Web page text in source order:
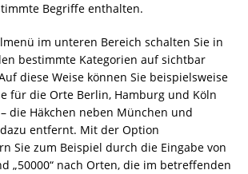
Begriffe enthalten.
im unteren Bereich schalten Sie in
bestimmte Kategorien auf sichtbar
diese Weise können Sie beispielsweise
für die Orte Berlin, Hamburg und Köln
die Häkchen neben München und
entfernt. Mit der Option
Sie zum Beispiel durch die Eingabe von
„50000“ nach Orten, die im betreffenden